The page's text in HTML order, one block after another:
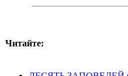
Читайте: